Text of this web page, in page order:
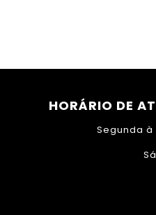
HORÁRIO DE
Segunda à